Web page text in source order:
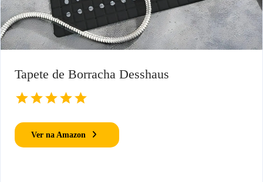
Tapete de Borracha Desshaus
Ver na Amazon